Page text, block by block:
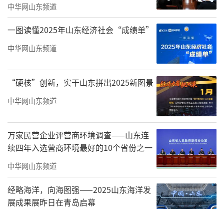
▲海尚海服务获评物企信用评价最高等级——AAA级认证
作为业主信赖的生活伙伴，海尚海服务始
终以极致标准打磨基础服务。从绿化保洁到维
修秩序等各岗位，全面升级服务质量；更以家
中华网山东频道
一图读懂2025年山东经济社会“成绩单”
中华网山东频道
“硬核”创新，实干山东拼出2025新图景
中华网山东频道
万家民营企业评营商环境调查——山东连
续四年入选营商环境最好的10个省份之一
中华网山东频道
经略海洋，向海图强——2025山东海洋发
展成果展昨日在青岛启幕